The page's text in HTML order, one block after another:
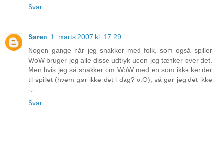
Svar
Søren 1. marts 2007 kl. 17.29
Nogen gange når jeg snakker med folk, som også spiller
WoW bruger jeg alle disse udtryk uden jeg tænker over det.
Men hvis jeg så snakker om WoW med en som ikke kender
til spillet (hvem gør ikke det i dag? o.O), så gør jeg det ikke
-.-
Svar